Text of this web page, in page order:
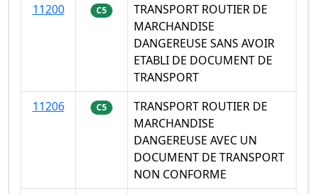
11200
C5
TRANSPORT ROUTIER DE
MARCHANDISE
DANGEREUSE SANS AVOIR
ETABLI DE DOCUMENT DE
TRANSPORT
11206
C5
TRANSPORT ROUTIER DE
MARCHANDISE
DANGEREUSE AVEC UN
DOCUMENT DE TRANSPORT
NON CONFORME